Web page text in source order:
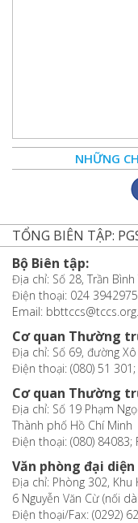
NHỮNG
TỔNG BIÊN TẬP:
Bộ Biên tập:
Địa chỉ: Số 28, Trần
Điện thoại: 024
Email:
Cơ quan Thường
Địa chỉ: Số 69, đường
Điện thoại: (080) 51 301;
Cơ quan Thường
Địa chỉ: Số 19 Phạm
Thành phố Hồ Chí Minh
Điện thoại: (080) 84083;
Văn phòng đại
Địa chỉ: Phòng 302, Khu
6 Nguyễn Văn Cừ (nối
Điện thoại/Fax: (0292)